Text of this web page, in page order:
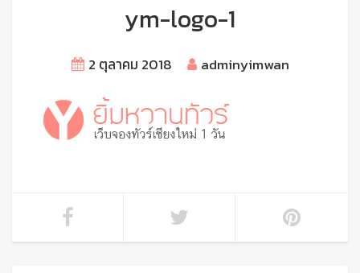
ym-logo-1
2 ตุลาคม 2018 adminyimwan